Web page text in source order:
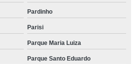
Pardinho
Parisi
Parque Maria Luiza
Parque Santo Eduardo